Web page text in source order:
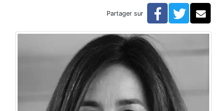
Partager sur Facebook